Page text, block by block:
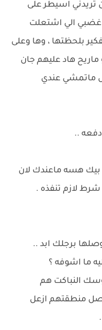
تريدني اسيطر على
الي اشتعلت
بلحظتها ، وها وعلى
ماريح هاد عليهم جان
ماتمشي عندي
..
بيك هسه ماعندك لان
لازم تنفذه .
برجلك ابد ..
ما اشوفه ؟
النباكت هم
منطقتهم ازعل